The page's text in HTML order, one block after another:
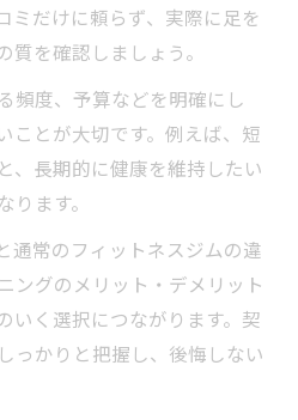
ミだけに頼らず、実際に足を
を確認しましょう。
頻度、予算などを明確にし
ことが大切です。例えば、短
、長期的に健康を維持したい
ます。
通常のフィットネスジムの違
ングのメリット・デメリット
いく選択につながります。契
っかりと把握し、後悔しない